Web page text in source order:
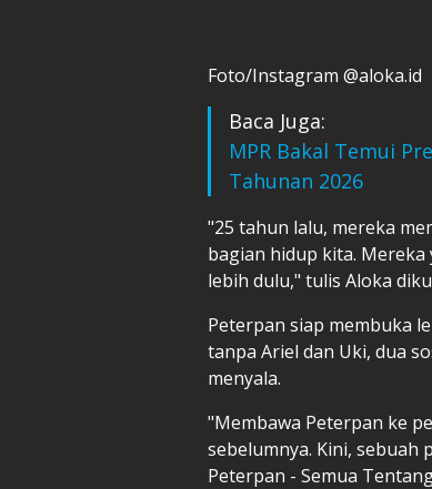
Foto/Instagram @aloka.id
Baca Juga:
MPR Bakal Temui
Tahunan 2026
"25 tahun lalu, mereka
bagian hidup kita.
lebih dulu," tulis Aloka
Peterpan siap membuka
tanpa Ariel dan Uki, dua
menyala.
"Membawa Peterpan ke
sebelumnya. Kini, sebuah
Peterpan - Semua